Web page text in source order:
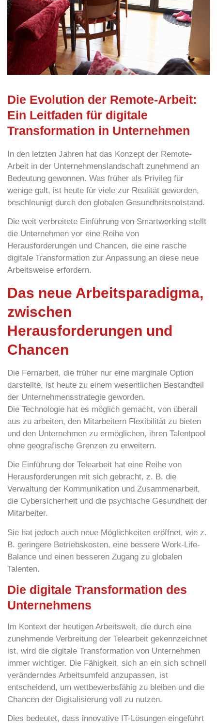
Die Evolution der Remote-Arbeit:
Ein Leitfaden für digitale
Transformation in Unternehmen
In den letzten Jahren hat das Konzept der Remote-
Arbeit in der Unternehmenslandschaft zunehmend an
Bedeutung gewonnen. Was früher als Privileg für
wenige galt, ist heute für viele zur Realität geworden,
beschleunigt durch den globalen Gesundheitsnotstand.
Die weit verbreitete Einführung von Smartworking stellt
die Unternehmen vor eine Reihe von
Herausforderungen und Chancen, die eine rasche
digitale Transformation zur Anpassung an diese neue
Arbeitsweise erfordern.
Das neue Arbeitsparadigma,
zwischen
Herausforderungen und
Chancen
Die Fernarbeit, die früher nur eine marginale Option
darstellte, ist heute zu einem wesentlichen Bestandteil
der Unternehmensstrategie geworden.
Die Technologie hat es möglich gemacht, von überall
aus zu arbeiten, den Mitarbeitern Flexibilität zu bieten
und den Unternehmen zu ermöglichen, ihren Talentpool
ohne geografische Grenzen zu erweitern.
Die Einführung der Telearbeit hat eine Reihe von
Herausforderungen mit sich gebracht, z. B. die
Verwaltung der Kommunikation und Zusammenarbeit,
die Cybersicherheit und die psychische Gesundheit der
Mitarbeiter.
Sie hat jedoch auch neue Möglichkeiten eröffnet, wie z.
B. geringere Betriebskosten, eine bessere Work-Life-
Balance und einen besseren Zugang zu globalen
Talenten.
Die digitale Transformation des
Unternehmens
Im Kontext der heutigen Arbeitswelt, die durch eine
zunehmende Verbreitung der Telearbeit gekennzeichnet
ist, wird die digitale Transformation von Unternehmen
immer wichtiger. Die Fähigkeit, sich an ein sich schnell
veränderndes Arbeitsumfeld anzupassen, ist
entscheidend, um wettbewerbsfähig zu bleiben und die
Chancen der Digitalisierung voll zu nutzen.
Dies bedeutet, dass innovative IT-Lösungen eingeführt